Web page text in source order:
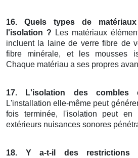
16. Quels types de
l'isolation ? Les matériaux
incluent la laine de verre fibre de
fibre minérale, et les mousses
Chaque matériau a ses propres
17. L'isolation des combles
L'installation elle-même peut
fois terminée, l'isolation peut
extérieurs nuisances sonores
18. Y a-t-il des restrictions